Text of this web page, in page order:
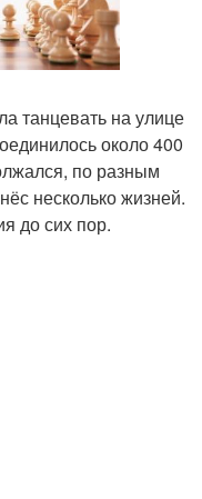
танцевать на улице
около 400
по разным
несколько жизней.
до сих пор.